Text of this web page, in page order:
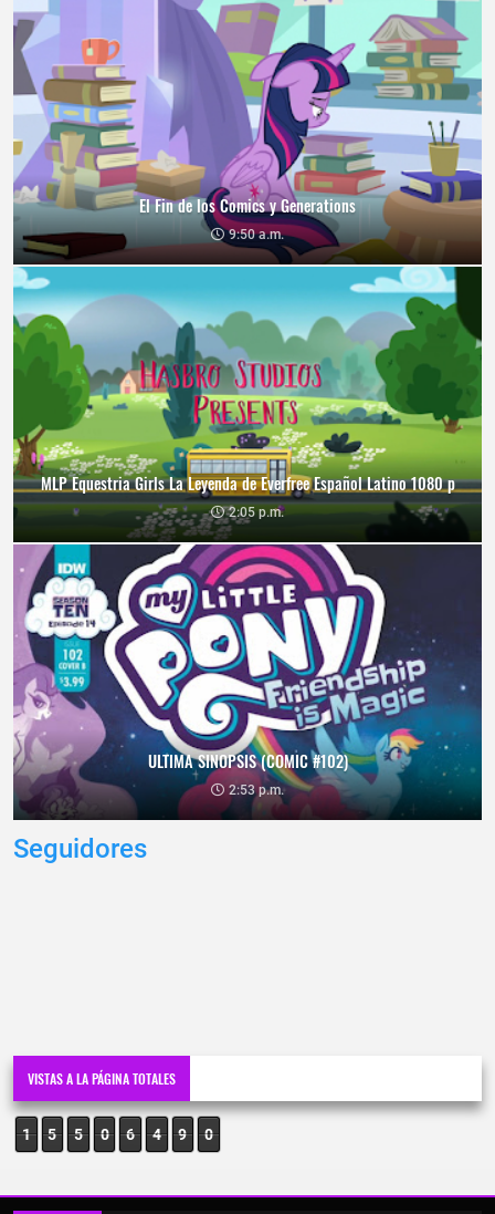
El Fin de los Comics y Generations
9:50 a.m.
MLP Equestria Girls La Leyenda de Everfree Español Latino 1080 p
2:05 p.m.
ULTIMA SINOPSIS (COMIC #102)
2:53 p.m.
Seguidores
VISTAS A LA PÁGINA TOTALES
1 5 5 0 6 4 9 0